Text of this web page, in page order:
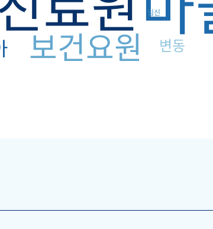
보건요원 변동
임신